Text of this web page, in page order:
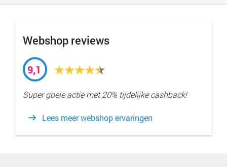
Webshop reviews
9,1
Super goeie actie met 20% tijdelijke cashback!
Lees meer webshop ervaringen